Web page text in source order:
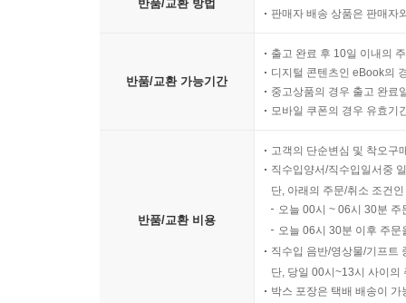
반품/교환 방법
판매자 배송 상품은 판매자
반품/교환 가능기간
출고 완료 후 10일 이내의
디지털 콘텐츠인 eBook의
중고상품의 경우 출고 완료
모바일 쿠폰의 경우 유효기
반품/교환 비용
고객의 단순변심 및 착오구
직수입양서/직수입일서중
단, 아래의 주문/취소 조건
오늘 00시 ~ 06시 30분
오늘 06시 30분 이후 주
직수입 음반/영상물/기프트
단, 당일 00시~13시 사이의
박스 포장은 택배 배송이